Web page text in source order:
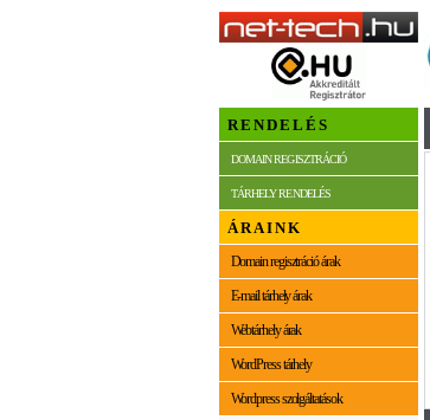
RENDELÉS
DOMAIN REGISZTRÁCIÓ
TÁRHELY RENDELÉS
ÁRAINK
Domain regisztráció árak
E-mail tárhely árak
Webtárhely árak
WordPress tárhely
Wordpress szolgáltatások